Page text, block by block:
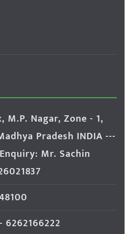
M.P. Nagar, Zone - 1,
Pradesh INDIA ---
Mr. Sachin